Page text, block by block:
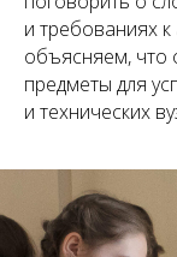
и требованиях
объясняем, что
предметы для
и технических